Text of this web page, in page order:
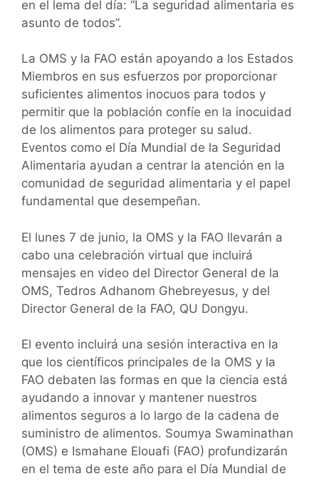
en el lema del día: “La seguridad alimentaria es
asunto de todos”.
La OMS y la FAO están apoyando a los Estados
Miembros en sus esfuerzos por proporcionar
suficientes alimentos inocuos para todos y
permitir que la población confíe en la inocuidad
de los alimentos para proteger su salud.
Eventos como el Día Mundial de la Seguridad
Alimentaria ayudan a centrar la atención en la
comunidad de seguridad alimentaria y el papel
fundamental que desempeñan.
El lunes 7 de junio, la OMS y la FAO llevarán a
cabo una celebración virtual que incluirá
mensajes en video del Director General de la
OMS, Tedros Adhanom Ghebreyesus, y del
Director General de la FAO, QU Dongyu.
El evento incluirá una sesión interactiva en la
que los científicos principales de la OMS y la
FAO debaten las formas en que la ciencia está
ayudando a innovar y mantener nuestros
alimentos seguros a lo largo de la cadena de
suministro de alimentos. Soumya Swaminathan
(OMS) e Ismahane Elouafi (FAO) profundizarán
en el tema de este año para el Día Mundial de